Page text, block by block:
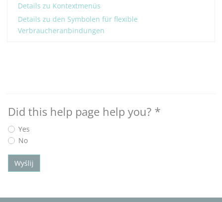
Details zu Kontextmenüs
Details zu den Symbolen für flexible
Verbraucheranbindungen
Did this help page help you? *
Yes
No
Wyślij